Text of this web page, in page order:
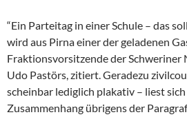
“Ein Parteitag in einer Schule – das
wird aus Pirna einer der geladenen
Fraktionsvorsitzende der
Udo Pastörs, zitiert. Geradezu
scheinbar lediglich plakativ – liest
Zusammenhang übrigens der